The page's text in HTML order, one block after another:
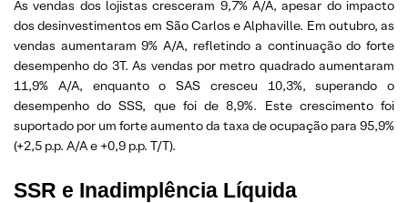
As vendas dos lojistas cresceram 9,7% A/A, apesar do impacto
dos desinvestimentos em São Carlos e Alphaville. Em outubro, as
vendas aumentaram 9% A/A, refletindo a continuação do forte
desempenho do 3T. As vendas por metro quadrado aumentaram
11,9% A/A, enquanto o SAS cresceu 10,3%, superando o
desempenho do SSS, que foi de 8,9%. Este crescimento foi
suportado por um forte aumento da taxa de ocupação para 95,9%
(+2,5 p.p. A/A e +0,9 p.p. T/T).
SSR e Inadimplência Líquida